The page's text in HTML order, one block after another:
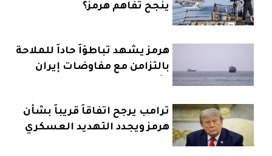
ينجح تفاهم هرمز؟
هرمز يشهد تباطؤاً حاداً للملاحة
بالتزامن مع مفاوضات إيران
ترامب يرجح اتفاقاً قريباً بشأن
هرمز ويجدد التهديد العسكري